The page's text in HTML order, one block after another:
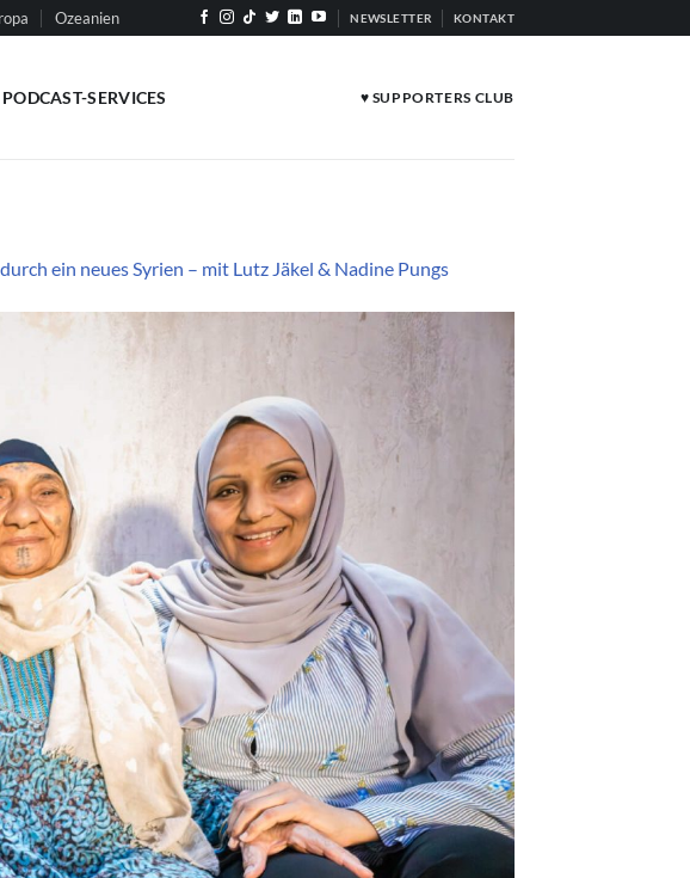
Ozeanien NEWSLETTER KONTAKT
PODCAST-SERVICES ♥ SUPPORTERS CLUB
ein neues Syrien – mit Lutz Jäkel & Nadine Pungs